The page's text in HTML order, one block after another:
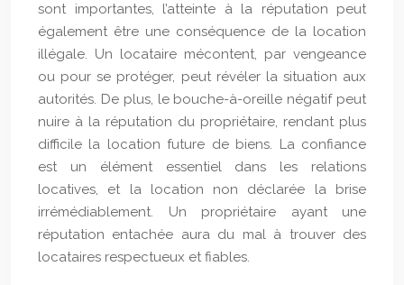
sont importantes, l’atteinte à la réputation peut
également être une conséquence de la location
illégale. Un locataire mécontent, par vengeance
ou pour se protéger, peut révéler la situation aux
autorités. De plus, le bouche-à-oreille négatif peut
nuire à la réputation du propriétaire, rendant plus
difficile la location future de biens. La confiance
est un élément essentiel dans les relations
locatives, et la location non déclarée la brise
irrémédiablement. Un propriétaire ayant une
réputation entachée aura du mal à trouver des
locataires respectueux et fiables.